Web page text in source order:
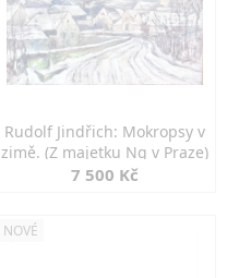
Rudolf Jindřich: Mokropsy v
zimě. (Z majetku Ng v Praze)
7 500 Kč
NOVÉ